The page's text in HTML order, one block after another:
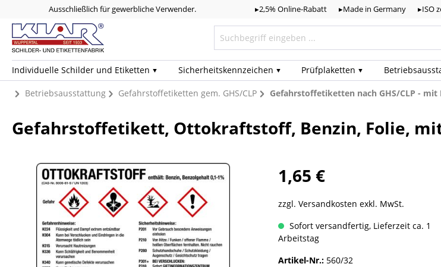
Ausschließlich für gewerbliche Verwender. ▸2,5% Online-Rabatt ▸Made in Germany ▸ISO
Individuelle Schilder und Etiketten Sicherheits­kennzeichen Prüf­plaketten
Betriebsausstattung Gefahrstoffetiketten gem. GHS/CLP Gefahrstoffetiketten nach GHS/CLP - mit
Gefahrstoffetikett, Ottokraftstoff, Benzin, Folie, mit
1,65 €
zzgl. Versandkosten exkl. MwSt.
Sofort versandfertig, Lieferzeit ca. 1
Arbeitstag
Artikel-Nr.: 560/32